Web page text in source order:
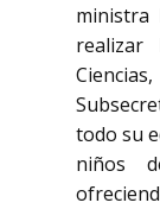
ministra
todo su
niños